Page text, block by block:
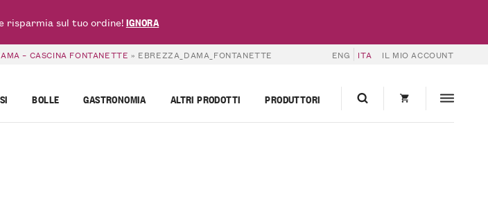
– CASCINA FONTANETTE » EBREZZA_DAMA_FONTANETTE ENG ITA IL MIO ACCOUNT
BOLLE GASTRONOMIA ALTRI PRODOTTI PRODUTTORI
risparmia sul tuo ordine!IGNORA